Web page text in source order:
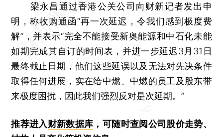
梁永昌通过香港公关公司向财新记者发出申
明，称收购通函“再一次延迟，令我们感到极度费
解”，并表示“完全不能接受新奥能源和中石化未能
如期完成其自订的时间表，并进一步延迟3月31日
最终截止日期，他们这些延误以及无法对先决条件
取得任何进展，实在给中燃、中燃的员工及股东带
来极度困扰，因此我们强烈反对是次延期。”
推荐进入财新数据库 ，可随时查阅公司股价走势、